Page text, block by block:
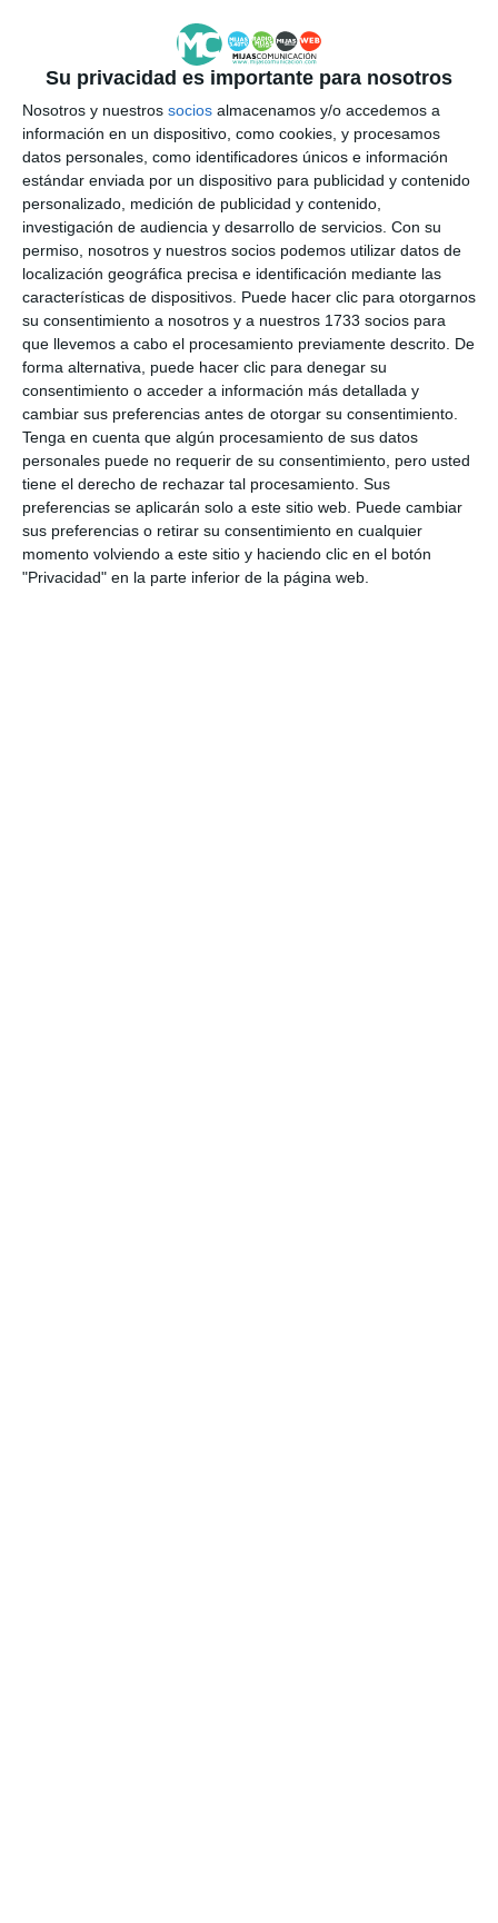
Su privacidad es importante para nosotros
Nosotros y nuestros socios almacenamos y/o accedemos a
información en un dispositivo, como cookies, y procesamos
datos personales, como identificadores únicos e información
estándar enviada por un dispositivo para publicidad y contenido
personalizado, medición de publicidad y contenido,
investigación de audiencia y desarrollo de servicios. Con su
permiso, nosotros y nuestros socios podemos utilizar datos de
localización geográfica precisa e identificación mediante las
características de dispositivos. Puede hacer clic para otorgarnos
su consentimiento a nosotros y a nuestros 1733 socios para
que llevemos a cabo el procesamiento previamente descrito. De
forma alternativa, puede hacer clic para denegar su
consentimiento o acceder a información más detallada y
cambiar sus preferencias antes de otorgar su consentimiento.
Tenga en cuenta que algún procesamiento de sus datos
personales puede no requerir de su consentimiento, pero usted
tiene el derecho de rechazar tal procesamiento. Sus
preferencias se aplicarán solo a este sitio web. Puede cambiar
sus preferencias o retirar su consentimiento en cualquier
momento volviendo a este sitio y haciendo clic en el botón
"Privacidad" en la parte inferior de la página web.